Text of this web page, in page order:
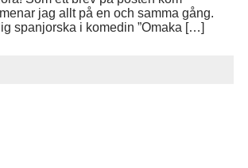
jag allt på en och samma gång.
spanjorska i komedin ”Omaka […]